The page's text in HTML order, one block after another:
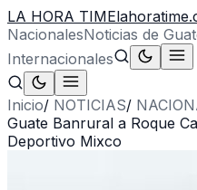
LA HORA TIME
NacionalesNoticias de
Internacionales
Inicio/ NOTICIAS/
Guate Banrural a Roque
Deportivo Mixco